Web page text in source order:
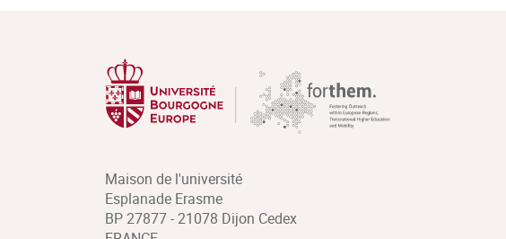
Maison de l'université
Esplanade Erasme
BP 27877 - 21078 Dijon Cedex